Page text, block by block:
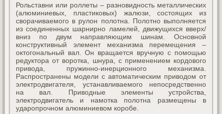
Рольставни или роллеты – разновидность металлических
(алюминиевых, пластиковых) жалюзи, состоящих из
сворачиваемого в рулон полотна. Полотно выполняется
из соединенных шарнирно ламелей, движущихся вверх/
вниз по двум направляющим шинам. Основной
конструктивный элемент механизма перемещения –
октогональный вал. Он вращается вручную с помощью
редуктора от воротка, шнура, с применением кордового
привода, пружинно-инерционного механизма.
Распространены модели с автоматическим приводом от
электродвигателя, устанавливаемого непосредственно
на вал. Приводные элементы устройства,
электродвигатель и намотка полотна размещены в
ударопрочном алюминиевом коробе.